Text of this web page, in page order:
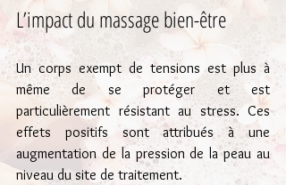
L’impact du massage bien-être
Un corps exempt de tensions est plus à
même de se protéger et est
particulièrement résistant au stress. Ces
effets positifs sont attribués à une
augmentation de la pression de la peau au
niveau du site de traitement.